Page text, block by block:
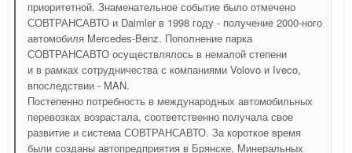
приоритетной. Знаменательное событие было отмечено
СОВТРАНСАВТО и Daimler в 1998 году - получение 2000-ного
автомобиля Mercedes-Benz. Пополнение парка
СОВТРАНСАВТО осуществлялось в немалой степени
и в рамках сотрудничества с компаниями Volovo и Iveco,
впоследствии - MAN.
Постепенно потребность в международных автомобильных
перевозках возрастала, соответственно получала свое
развитие и система СОВТРАНСАВТО. За короткое время
были созданы автопредприятия в Брянске, Минеральных